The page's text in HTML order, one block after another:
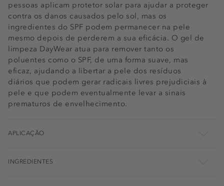
pessoas aplicam protetor solar para ajudar a proteger
contra os danos causados pelo sol, mas os
ingredientes do SPF podem permanecer na pele
mesmo depois de perderem a sua eficácia. O gel de
limpeza DayWear atua para remover tanto os
poluentes como o SPF, de uma forma suave, mas
eficaz, ajudando a libertar a pele dos resíduos
diários que podem gerar radicais livres prejudiciais à
pele e que podem eventualmente levar a sinais
prematuros de envelhecimento.
APLICAÇÃO
INGREDIENTES